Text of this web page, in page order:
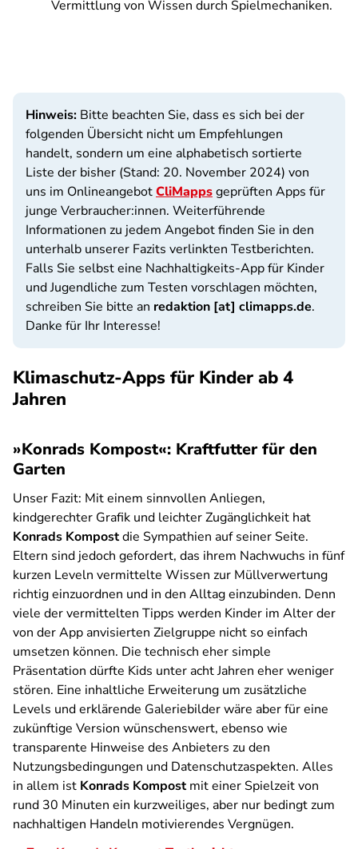
Vermittlung von Wissen durch Spielmechaniken.
Hinweis: Bitte beachten Sie, dass es sich bei der
folgenden Übersicht nicht um Empfehlungen
handelt, sondern um eine alphabetisch sortierte
Liste der bisher (Stand: 20. November 2024) von
uns im OnlineangebotCliMappsgeprüften Apps für
junge Verbraucher:innen. Weiterführende
Informationen zu jedem Angebot finden Sie in den
unterhalb unserer Fazits verlinkten Testberichten.
Falls Sie selbst eine Nachhaltigkeits-App für Kinder
und Jugendliche zum Testen vorschlagen möchten,
schreiben Sie bitte an redaktion [at] climapps.de.
Danke für Ihr Interesse!
Klimaschutz-Apps für Kinder ab 4
Jahren
»Konrads Kompost«: Kraftfutter für den
Garten
Unser Fazit: Mit einem sinnvollen Anliegen,
kindgerechter Grafik und leichter Zugänglichkeit hat
Konrads Kompostdie Sympathien auf seiner Seite.
Eltern sind jedoch gefordert, das ihrem Nachwuchs in fünf
kurzen Leveln vermittelte Wissen zur Müllverwertung
richtig einzuordnen und in den Alltag einzubinden. Denn
viele der vermittelten Tipps werden Kinder im Alter der
von der App anvisierten Zielgruppe nicht so einfach
umsetzen können. Die technisch eher simple
Präsentation dürfte Kids unter acht Jahren eher weniger
stören. Eine inhaltliche Erweiterung um zusätzliche
Levels und erklärende Galeriebilder wäre aber für eine
zukünftige Version wünschenswert, ebenso wie
transparente Hinweise des Anbieters zu den
Nutzungsbedingungen und Datenschutzaspekten. Alles
in allem ist Konrads Kompostmit einer Spielzeit von
rund 30 Minuten ein kurzweiliges, aber nur bedingt zum
nachhaltigen Handeln motivierendes Vergnügen.